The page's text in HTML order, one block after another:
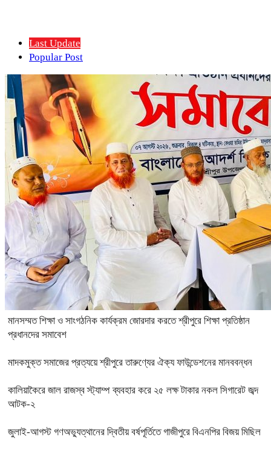
Last Update
Popular Post
মানসম্মত শিক্ষা ও সাংগঠনিক কার্যক্রম জোরদার করতে শ্রীপুরে শিক্ষা প্রতিষ্ঠান
প্রধানদের সমাবেশ
মাদকমুক্ত সমাজের প্রত্যয়ে শ্রীপুরে তারুণ্যের ঐক্য ফাউন্ডেশনের মানববন্ধন
কালিয়াকৈরে জাল রাজস্ব স্ট্যাম্প ব্যবহার করে ২৫ লক্ষ টাকার নকল সিগারেট জব্দ
আটক-২
জুলাই-আগস্ট গণঅভ্যুত্থানের দ্বিতীয় বর্ষপূর্তিতে গাজীপুরে বিএনপির বিজয় মিছিল